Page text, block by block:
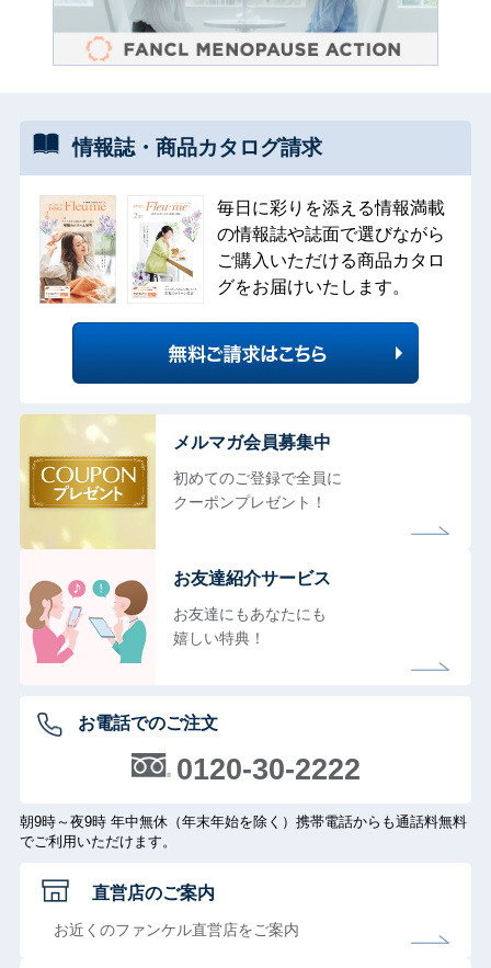
情報誌・ 商品カタログ請求
毎日に彩りを添える情報満載
の情報誌や誌面で選びながら
ご購入いただける商品カタロ
グをお届けいたします。
メルマガ会員募集中
初めてのご登録で全員に
クーポンプレゼント！
お友達紹介サービス
お友達にもあなたにも
嬉しい特典！
お電話でのご注文
0120-30-2222
朝9時～夜9時 年中無休（年末年始を除く）携帯電話からも通話料無料
でご利用いただけます。
直営店のご案内
お近くのファンケル直営店をご案内